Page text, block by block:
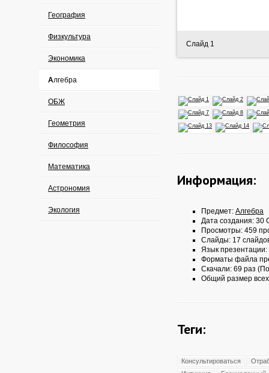
География
Физкультура
Экономика
Алгебра
ОБЖ
Геометрия
Философия
Математика
Астрономия
Экология
Слайд 1
Информация:
Предмет: Алгебра
Дата создания: 30
Просмотры: 459
Слайды: 17
Язык презентации:
Форматы файла
Скачали: 69 раз
Общий размер
Теги:
Консультироваться